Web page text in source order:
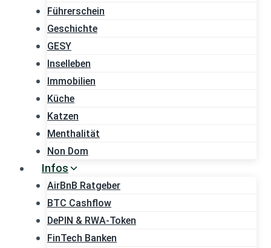
Führerschein
Geschichte
GESY
Inselleben
Immobilien
Küche
Katzen
Menthalität
Non Dom
Infos
AirBnB Ratgeber
BTC Cashflow
DePIN & RWA-Token
FinTech Banken